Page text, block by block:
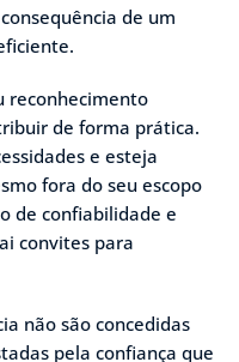
de um
reconhecimento
de forma prática.
e esteja
fora do seu escopo
de confiabilidade e
convites para
não são concedidas
pela confiança que